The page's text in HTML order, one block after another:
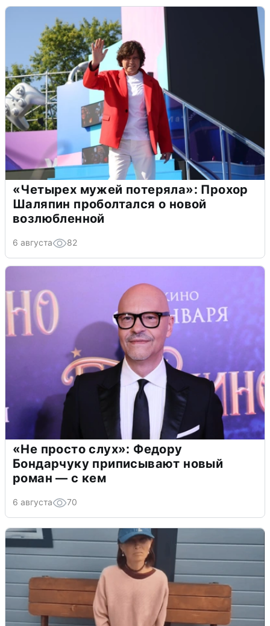
«Четырех мужей потеряла»: Прохор
Шаляпин проболтался о новой
возлюбленной
6 августа 82
«Не просто слух»: Федору
Бондарчуку приписывают новый
роман — с кем
6 августа 70